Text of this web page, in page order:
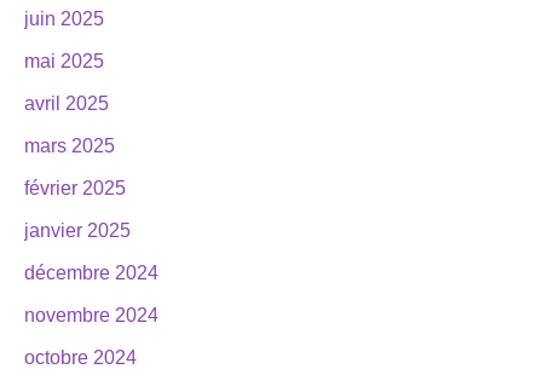
juin 2025
mai 2025
avril 2025
mars 2025
février 2025
janvier 2025
décembre 2024
novembre 2024
octobre 2024